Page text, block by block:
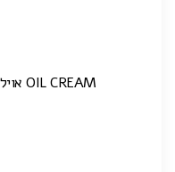
OIL CREAM אויל קרם ללא שטיפה | 150 מ"ל